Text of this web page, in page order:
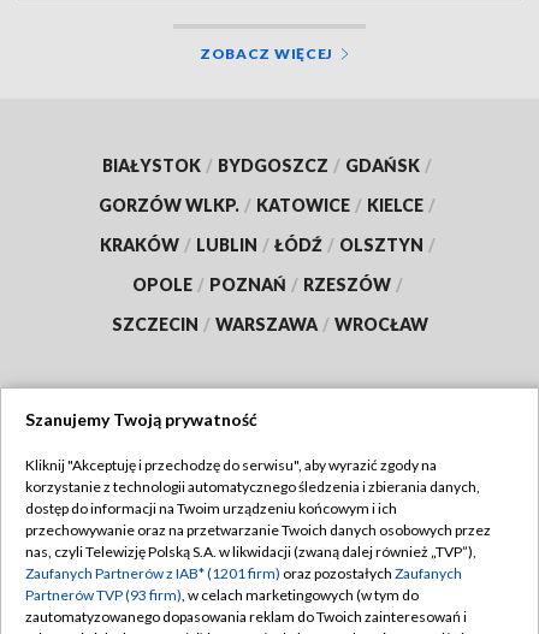
ZOBACZ WIĘCEJ
BIAŁYSTOK / BYDGOSZCZ / GDAŃSK /
GORZÓW WLKP. / KATOWICE / KIELCE /
KRAKÓW / LUBLIN / ŁÓDŹ / OLSZTYN /
OPOLE / POZNAŃ / RZESZÓW /
SZCZECIN / WARSZAWA / WROCŁAW
TVP
Abonament TVP
Emisja w TVP
Centrum informacji TVP
Regulamin TVP
Polityka prywatności
Moje zgody
Szanujemy Twoją prywatność
Kliknij "Akceptuję i przechodzę do serwisu", aby wyrazić zgody na
korzystanie z technologii automatycznego śledzenia i zbierania danych,
dostęp do informacji na Twoim urządzeniu końcowym i ich
przechowywanie oraz na przetwarzanie Twoich danych osobowych przez
nas, czyli Telewizję Polską S.A. w likwidacji (zwaną dalej również „TVP”),
Zaufanych Partnerów z IAB* (1201 firm) oraz pozostałych Zaufanych
Partnerów TVP (93 firm), w celach marketingowych (w tym do
zautomatyzowanego dopasowania reklam do Twoich zainteresowań i